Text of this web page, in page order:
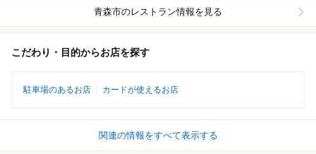
青森市のレストラン情報を見る
こだわり・目的からお店を探す
駐車場のあるお店 カードが使えるお店
関連の情報をすべて表示する